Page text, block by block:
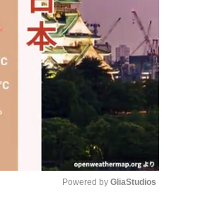
Powered by GliaStudios